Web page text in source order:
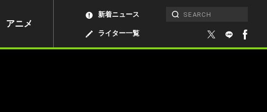
アニメ
ライター一覧
新着ニュース